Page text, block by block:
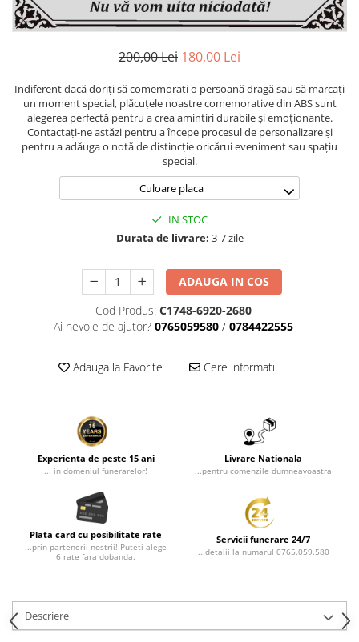
Placa memoriala
Solutii intretinere granit si
marmura
Monumente marmura
Monumente granit
Felinare funerare
Placi memoriale din ABS/Aluminiu
Placi memoriale din piatra
Crucifixe din bronz
Rame poze din bronz
Litere din bronz
Crucifixe din bronz
Litere din bronz
Placa comemorativa QR
REDUCERI SI PROMOTII
200,00 Lei 180,00 Lei
Indiferent dacă doriți să comemorați o persoană dragă sau să marcați
un moment special, plăcuțele noastre comemorative din ABS sunt
alegerea perfectă pentru a crea amintiri durabile și emoționante.
Contactați-ne astăzi pentru a începe procesul de personalizare și
pentru a adăuga o notă de distincție oricărui eveniment sau spațiu
special.
Culoare placa
IN STOC
Durata de livrare: 3-7 zile
ADAUGA IN COS
Cod Produs: C1748-6920-2680
Ai nevoie de ajutor? 0765059580 / 0784422555
Adauga la Favorite Cere informatii
Experienta de peste 15 ani
... in domeniul funerarelor!
Livrare Nationala
...pentru comenzile dumneavoastra
Plata card cu posibilitate rate
...prin partenerii nostrii! Puteti alege
6 rate fara dobanda.
Servicii funerare 24/7
...detalii la numarul 0765.059.580
Descriere